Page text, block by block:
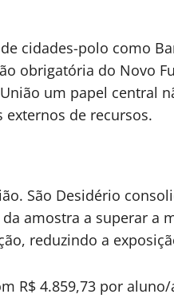
cidades-polo como
obrigatória do Novo
um papel central
de recursos.
São Desidério
amostra a superar a
reduzindo a
4.859,73 por